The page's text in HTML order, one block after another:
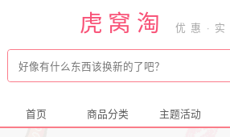
虎窝淘
首页 商品分类 主题活动